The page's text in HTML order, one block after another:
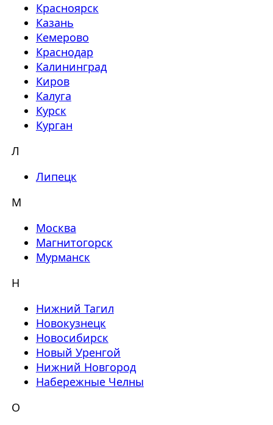
Красноярск
Казань
Кемерово
Краснодар
Калининград
Киров
Калуга
Курск
Курган
Л
Липецк
М
Москва
Магнитогорск
Мурманск
Н
Нижний Тагил
Новокузнецк
Новосибирск
Новый Уренгой
Нижний Новгород
Набережные Челны
О